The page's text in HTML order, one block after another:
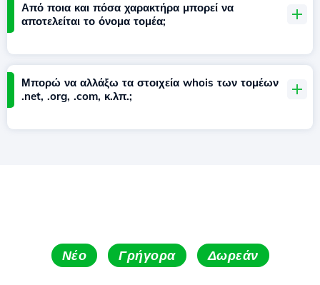
Από ποια και πόσα χαρακτήρα μπορεί να
αποτελείται το όνομα τομέα;
Μπορώ να αλλάξω τα στοιχεία whois των τομέων
.net, .org, .com, κ.λπ.;
Νέο Γρήγορα Δωρεάν